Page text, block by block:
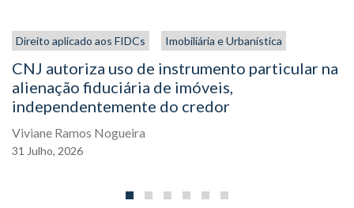
Direito aplicado aos FIDCs Imobiliária e Urbanística
CNJ autoriza uso de instrumento particular na
alienação fiduciária de imóveis,
independentemente do credor
Viviane Ramos Nogueira
31 Julho, 2026